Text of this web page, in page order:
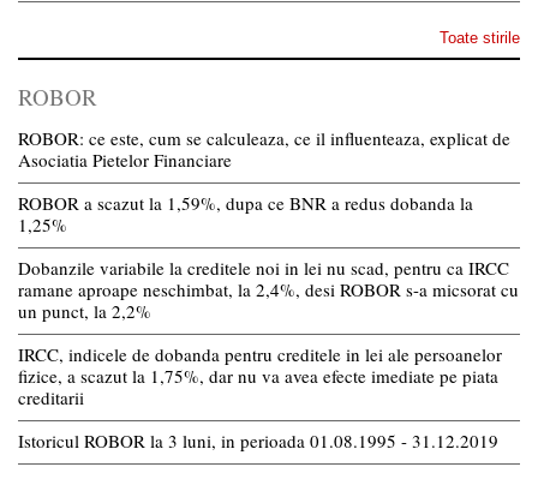
Toate stirile
ROBOR
ROBOR: ce este, cum se calculeaza, ce il influenteaza, explicat de
Asociatia Pietelor Financiare
ROBOR a scazut la 1,59%, dupa ce BNR a redus dobanda la
1,25%
Dobanzile variabile la creditele noi in lei nu scad, pentru ca IRCC
ramane aproape neschimbat, la 2,4%, desi ROBOR s-a micsorat cu
un punct, la 2,2%
IRCC, indicele de dobanda pentru creditele in lei ale persoanelor
fizice, a scazut la 1,75%, dar nu va avea efecte imediate pe piata
creditarii
Istoricul ROBOR la 3 luni, in perioada 01.08.1995 - 31.12.2019